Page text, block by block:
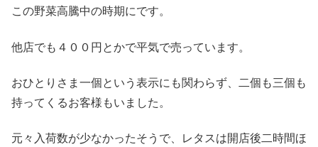
この野菜高騰中の時期にです。
他店でも４００円とかで平気で売っています。
おひとりさま一個という表示にも関わらず、二個も三個も
持ってくるお客様もいました。
元々入荷数が少なかったそうで、レタスは開店後二時間ほ